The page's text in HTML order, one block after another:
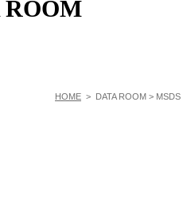
ROOM
HOME > DATA ROOM > MSDS